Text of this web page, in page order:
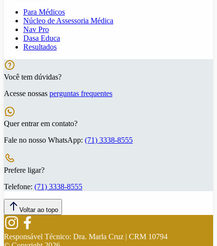
Para Médicos
Núcleo de Assessoria Médica
Nav Pro
Dasa Educa
Resultados
Você tem dúvidas?
Acesse nossas perguntas frequentes
Quer entrar em contato?
Fale no nosso WhatsApp: (71) 3338-8555
Prefere ligar?
Telefone: (71) 3338-8555
Voltar ao topo
Responsável Técnico: Dra. Marla Cruz | CRM 10794